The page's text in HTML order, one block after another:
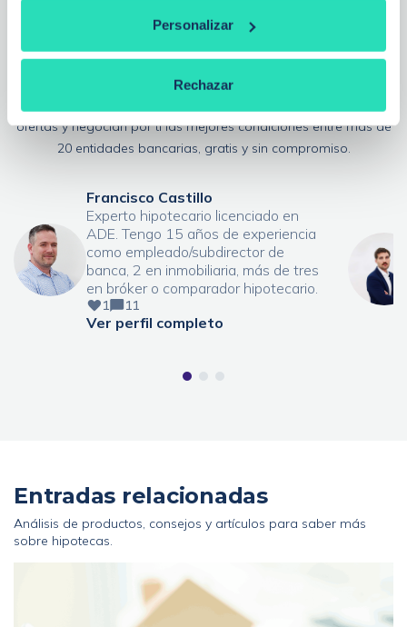
Personalizar
Rechazar
¿Necesitas la ayuda de un
experto?
ofertas y negocian por ti las mejores condiciones entre más de
20 entidades bancarias, gratis y sin compromiso.
Francisco Castillo
Experto hipotecario licenciado en
ADE. Tengo 15 años de experiencia
como empleado/subdirector de
banca, 2 en inmobiliaria, más de tres
en bróker o comparador hipotecario.
1 11
Ver perfil completo
Entradas relacionadas
Análisis de productos, consejos y artículos para saber más
sobre hipotecas.